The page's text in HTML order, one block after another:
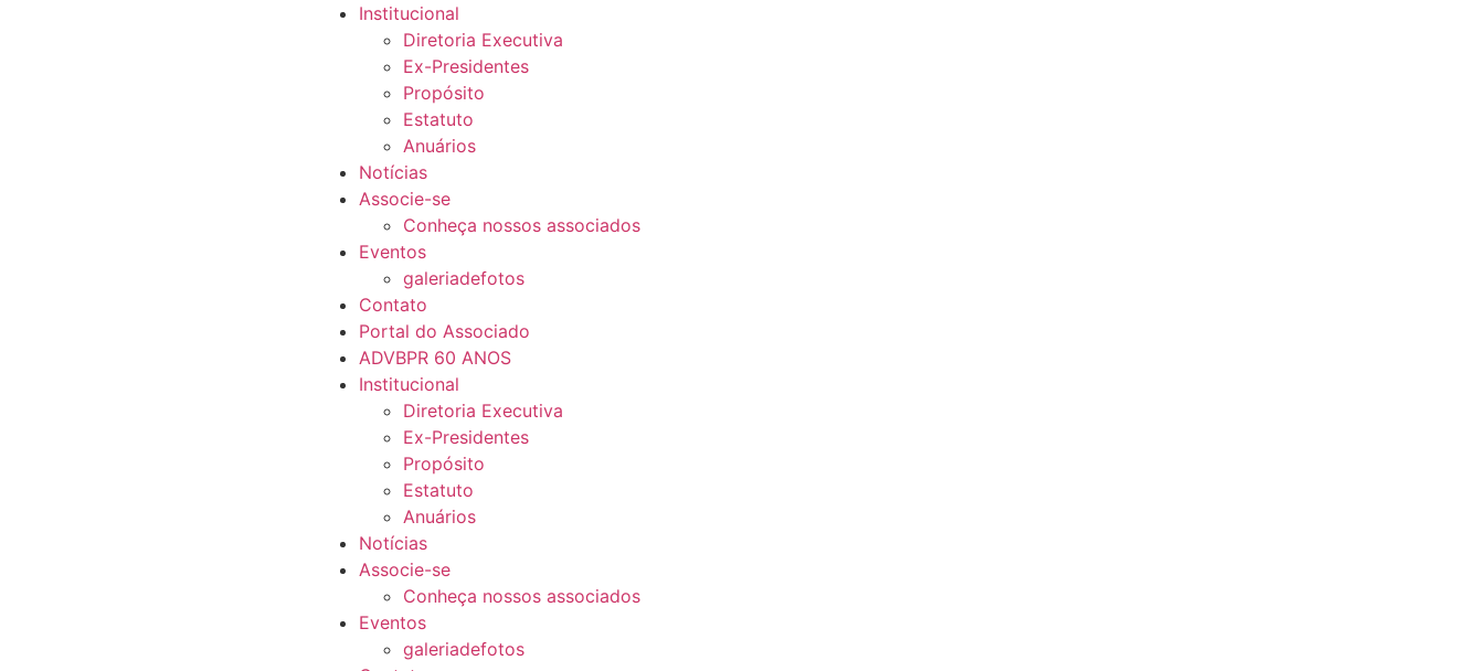
Institucional
Diretoria Executiva
Ex-Presidentes
Propósito
Estatuto
Anuários
Notícias
Associe-se
Conheça nossos associados
Eventos
galeriadefotos
Contato
Portal do Associado
ADVBPR 60 ANOS
Institucional
Diretoria Executiva
Ex-Presidentes
Propósito
Estatuto
Anuários
Notícias
Associe-se
Conheça nossos associados
Eventos
galeriadefotos